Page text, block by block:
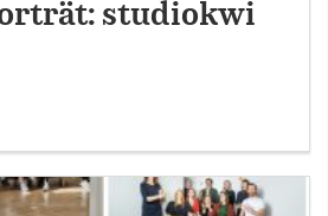
studiokwi